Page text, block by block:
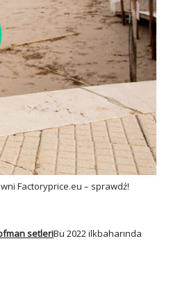
Factoryprice.eu – sprawdź!
setleriBu 2022 ilkbaharında